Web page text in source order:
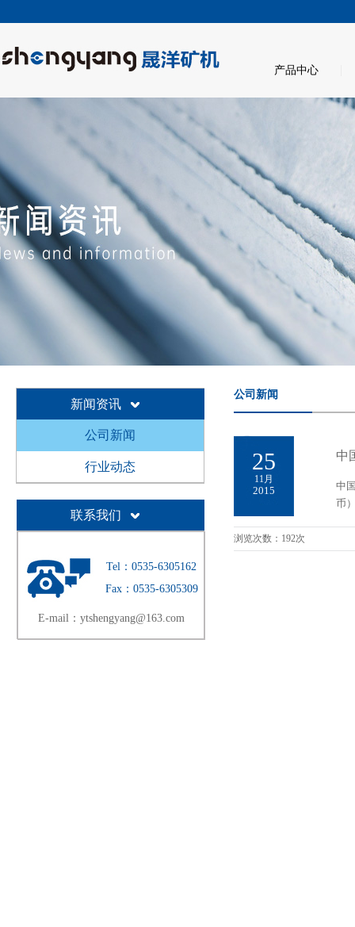
产品中心
新闻资讯
公司新闻
行业动态
联系我们
Tel：0535-6305162
Fax：0535-6305309
E-mail：ytshengyang@163.com
公司新闻
25
11月
2015
中
中
币
浏览次数：192次